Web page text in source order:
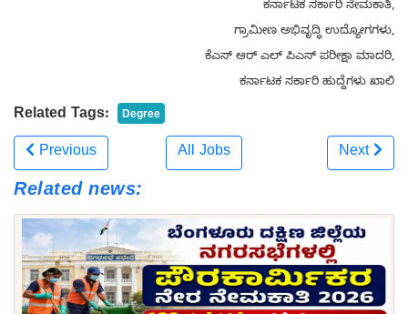
ಕರ್ನಾಟಕ ಸರ್ಕಾರಿ ನೇಮಕಾತಿ,
ಗ್ರಾಮೀಣ ಅಭಿವೃದ್ಧಿ ಉದ್ಯೋಗಗಳು,
ಕೆಎಸ್ ಆರ್ ಎಲ್ ಪಿಎಸ್ ಪರೀಕ್ಷಾ ಮಾದರಿ,
ಕರ್ನಾಟಕ ಸರ್ಕಾರಿ ಹುದ್ದೆಗಳು ಖಾಲಿ
Related Tags: Degree
Previous All Jobs
Next
Related news: